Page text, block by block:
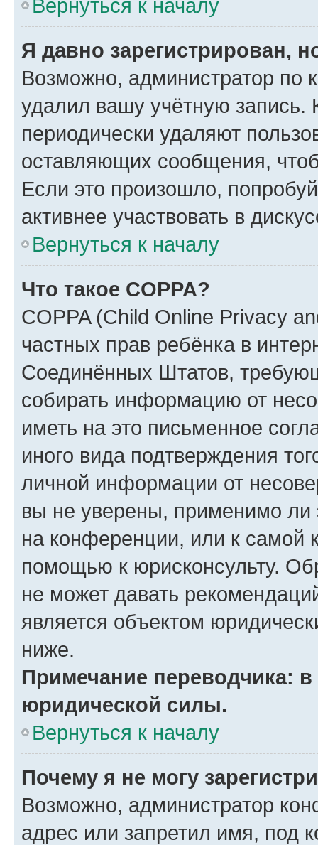
Вернуться к началу
Я давно зарегистрирован,
Возможно, администратор по
удалил вашу учётную запись.
периодически удаляют
оставляющих сообщения,
Если это произошло,
активнее участвовать в
Вернуться к началу
Что такое COPPA?
COPPA (Child Online Privacy
частных прав ребёнка в
Соединённых Штатов,
собирать информацию от
иметь на это письменное
иного вида подтверждения
личной информации от
вы не уверены, применимо ли
на конференции, или к самой
помощью к юрисконсульту.
не может давать
является объектом
ниже.
Примечание переводчика:
юридической силы.
Вернуться к началу
Почему я не могу
Возможно, администратор
адрес или запретил имя, под